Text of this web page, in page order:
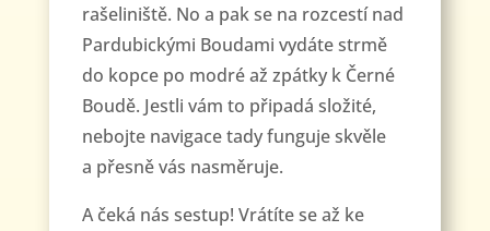
rašeliniště. No a pak se na rozcestí nad
Pardubickými Boudami vydáte strmě
do kopce po modré až zpátky k Černé
Boudě. Jestli vám to připadá složité,
nebojte navigace tady funguje skvěle
a přesně vás nasměruje.
A čeká nás sestup! Vrátíte se až ke